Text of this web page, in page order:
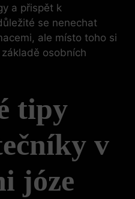
a přispět k
se nenechat
ale místo toho si
osobních
tipy
v
józe